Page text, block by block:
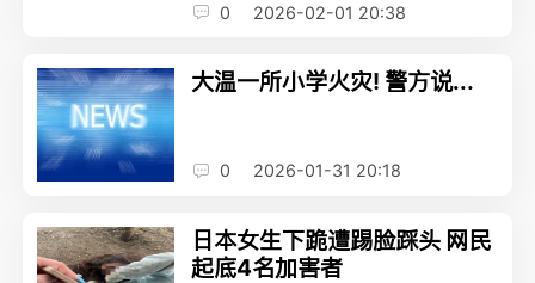
0 2026-02-01 20:38
大温一所小学火灾! 警方说...
0 2026-01-31 20:18
日本女生下跪遭踢脸踩头 网民
起底4名加害者